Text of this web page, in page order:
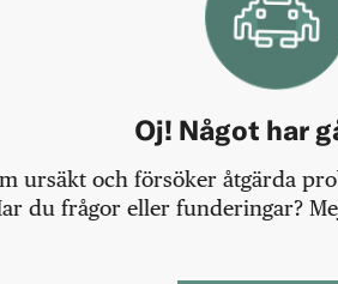
Oj! Något har
ursäkt och försöker åtgärda
du frågor eller funderingar?